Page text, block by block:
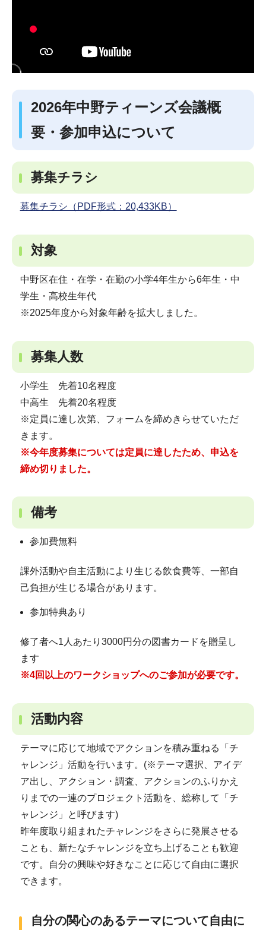
2026年中野ティーンズ会議概
要・参加申込について
募集チラシ
募集チラシ（PDF形式：20,433KB）
対象
中野区在住・在学・在勤の小学4年生から6年生・中
学生・高校生年代
※2025年度から対象年齢を拡大しました。
募集人数
小学生 先着10名程度
中高生 先着20名程度
※定員に達し次第、フォームを締めきらせていただ
きます。
※今年度募集については定員に達したため、申込を
締め切りました。
備考
参加費無料
課外活動や自主活動により生じる飲食費等、一部自
己負担が生じる場合があります。
参加特典あり
修了者へ1人あたり3000円分の図書カードを贈呈し
ます
※4回以上のワークショップへのご参加が必要です。
活動内容
テーマに応じて地域でアクションを積み重ねる「チ
ャレンジ」活動を行います。(※テーマ選択、アイデ
ア出し、アクション・調査、アクションのふりかえ
りまでの一連のプロジェクト活動を、総称して「チ
ャレンジ」と呼びます)
昨年度取り組まれたチャレンジをさらに発展させる
ことも、新たなチャレンジを立ち上げることも歓迎
です。自分の興味や好きなことに応じて自由に選択
できます。
自分の関心のあるテーマについて自由に